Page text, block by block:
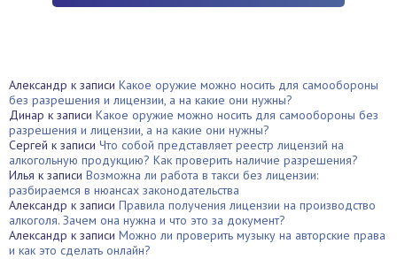
Александр к записи Какое оружие можно носить для самообороны
без разрешения и лицензии, а на какие они нужны?
Динар к записи Какое оружие можно носить для самообороны без
разрешения и лицензии, а на какие они нужны?
Сергей к записи Что собой представляет реестр лицензий на
алкогольную продукцию? Как проверить наличие разрешения?
Илья к записи Возможна ли работа в такси без лицензии:
разбираемся в нюансах законодательства
Александр к записи Правила получения лицензии на производство
алкоголя. Зачем она нужна и что это за документ?
Александр к записи Можно ли проверить музыку на авторские права
и как это сделать онлайн?